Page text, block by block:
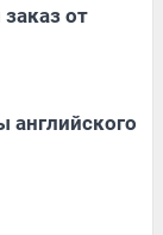
от
английского